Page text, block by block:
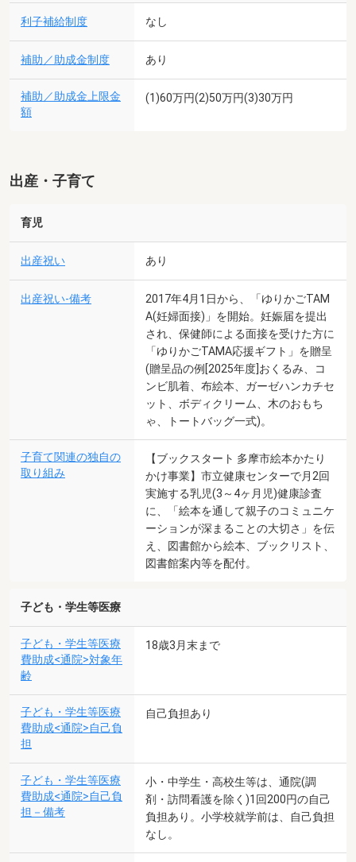
利子補給制度 なし
補助／助成金制度 あり
補助／助成金上限金
額
(1)60万円(2)50万円(3)30万円
出産・子育て
育児
出産祝い あり
出産祝い-備考
2017年4月1日から、「ゆりかごTAM
A(妊婦面接)」を開始。妊娠届を提出
され、保健師による面接を受けた方に
「ゆりかごTAMA応援ギフト」を贈呈
(贈呈品の例[2025年度]おくるみ、コ
ンビ肌着、布絵本、ガーゼハンカチセ
ット、ボディクリーム、木のおもち
ゃ、トートバッグ一式)。
子育て関連の独自の
取り組み
【ブックスタート 多摩市絵本かたり
かけ事業】市立健康センターで月2回
実施する乳児(3～4ヶ月児)健康診査
に、「絵本を通して親子のコミュニケ
ーションが深まることの大切さ」を伝
え、図書館から絵本、ブックリスト、
図書館案内等を配付。
子ども・学生等医療
子ども・学生等医療
費助成<通院>対象年
齢
18歳3月末まで
子ども・学生等医療
費助成<通院>自己負
担
自己負担あり
子ども・学生等医療
費助成<通院>自己負
担－備考
小・中学生・高校生等は、通院(調
剤・訪問看護を除く)1回200円の自己
負担あり。小学校就学前は、自己負担
なし。